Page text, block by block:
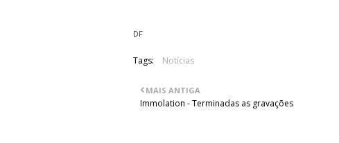
DF
Tags: Notícias
MAIS ANTIGA
Immolation - Terminadas as gravações